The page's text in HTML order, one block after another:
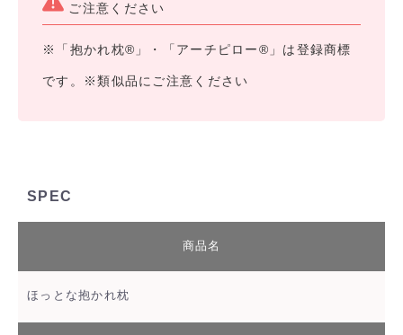
ご注意ください
※「抱かれ枕®」・「アーチピロー®」は登録商標
です。※類似品にご注意ください
SPEC
商品名
ほっとな抱かれ枕